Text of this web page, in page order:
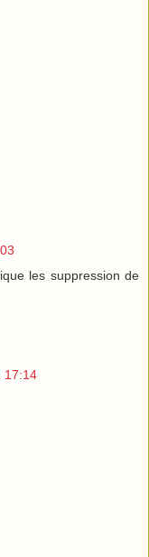
les suppression de
17:14